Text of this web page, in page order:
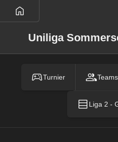
Uniliga
Turnier Teams
Liga 2 -